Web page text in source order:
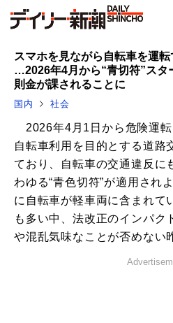
スマホを見ながら自転車を運転
…2026年4月から“青切符”スタ
則金が課されることに
国内 社会
2026年4月1日から危険運転
自転車利用を目的とする道路
ており、自転車の交通違反に
わゆる“青色切符”が適用され
に自転車が軽車両に含まれて
も多い中、法改正のインパク
や混乱気味なことが否めない